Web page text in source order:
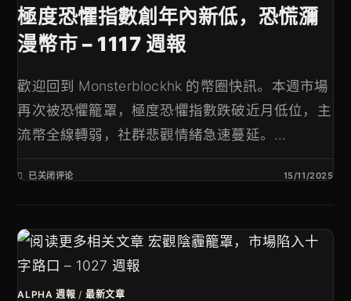
極度恐懼指數創年內新低，恐慌瀰
漫幣市 – 1117 週報
歡迎回到 Monsterblockhk 的幣圈快訊。本週市場
再次被恐懼籠罩，極度恐懼指數跌破近月低位，主
流幣全線轉弱，社群悲觀情緒急速蔓延。...
已关闭评论 15/11/2025
ALPHA 週報 /最新文章